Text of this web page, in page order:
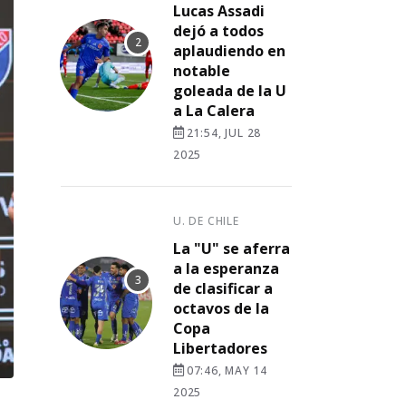
Lucas Assadi
dejó a todos
aplaudiendo en
notable
goleada de la U
a La Calera
21:54, JUL 28
2025
U. DE CHILE
La "U" se aferra
a la esperanza
de clasificar a
octavos de la
Copa
Libertadores
07:46, MAY 14
2025